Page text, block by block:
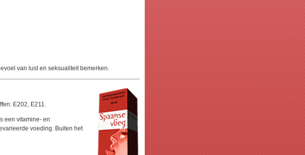
van lust en seksualiteit bemerken.
E202, E211.
een vitamine- en
voeding. Buiten het